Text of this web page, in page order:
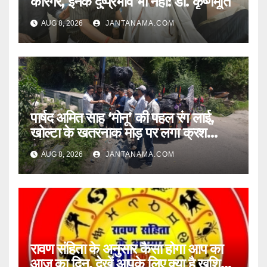
AUG 8, 2026 JANTANAMA.COM
पार्षद अमित साह ‘मोनू’ की पहल रंग लाई,
खोल्टा के खतरनाक मोड़ पर लगा क्रश
बैरियर
AUG 8, 2026 JANTANAMA.COM
रावण संहिता के अनुसार कैसा होगा आप का